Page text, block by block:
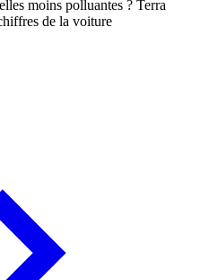
moins polluantes ? Terra
de la voiture